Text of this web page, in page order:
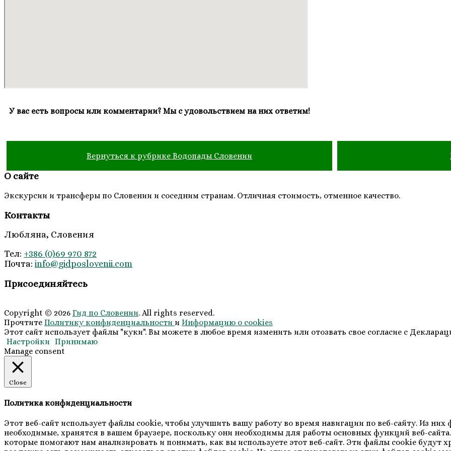
У вас есть вопросы или комментарии? Мы с удовольствием на них ответим!
Вернуться к рубрике Водопады Словении
О сайте
Экскурсии и трансферы по Словении и соседним странам. Отличная стоимость, отменное качество.
Контакты
Любляна, Словения
Тел: +386 (0)69 970 872
Почта: info@gidposlovenii.com
Присоединяйтесь
Copyright © 2026 Гид по Словении. All rights reserved.
Прочтите Политику конфиденциальности и Информацию о cookies
Этот сайт использует файлы "куки". Вы можете в любое время изменить или отозвать свое согласие с
Настройки Принимаю
Manage consent
Close
Политика конфиденциальности
Этот веб-сайт использует файлы cookie, чтобы улучшить вашу работу во время навигации по веб-сайту. Из
необходимые, хранятся в вашем браузере, поскольку они необходимы для работы основных функций веб-
которые помогают нам анализировать и понимать, как вы используете этот веб-сайт. Эти файлы cookie будут